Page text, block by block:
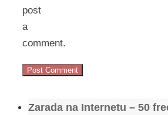
post
a
comment.
Zarada na Internetu – 50